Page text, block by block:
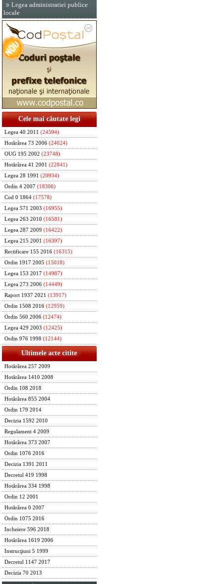
Legea administratiei publice
locale
Cele mai căutate legi
Legea 40 2011 (24594)
Hotărârea 73 2006 (24024)
OUG 195 2002 (23748)
Hotărârea 41 2001 (22841)
Legea 28 1991 (20934)
Ordin 4 2007 (18306)
Cod 0 1864 (17578)
Legea 571 2003 (16955)
Legea 263 2010 (16581)
Legea 287 2009 (16422)
Legea 215 2001 (16397)
Rectificare 155 2016 (16315)
Ordin 1917 2005 (15018)
Legea 153 2017 (14987)
Legea 273 2006 (14449)
Raport 1937 2021 (13917)
Ordin 1508 2016 (12959)
Ordin 560 2006 (12474)
Legea 429 2003 (12425)
Ordin 976 1998 (12144)
Ultimele acte citite
Hotărârea 257 2009
Hotărârea 1410 2008
Ordin 108 2018
Hotărârea 855 2004
Ordin 179 2014
Decizia 1592 2010
Regulament 4 2009
Hotărârea 373 2007
Ordin 1076 2016
Decizia 1391 2011
Decretul 419 1998
Hotărârea 334 1998
Ordin 12 2001
Hotărârea 0 2007
Ordin 1075 2016
Incheiere 596 2018
Hotărârea 1619 2006
Instrucţiuni 5 1999
Decretul 1147 2017
Decizia 70 2013